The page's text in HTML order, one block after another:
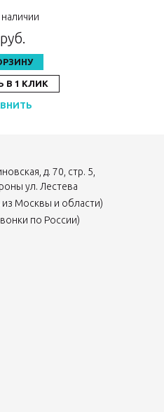
В 1 КЛИК
д. 70, стр. 5,
ул. Лестева
из Москвы и области)
по России)